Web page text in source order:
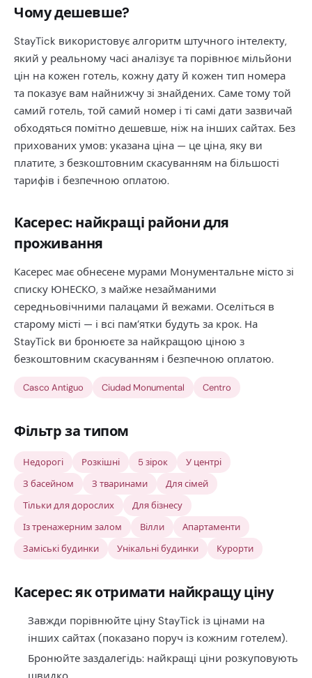
Чому дешевше?
StayTick використовує алгоритм штучного інтелекту,
який у реальному часі аналізує та порівнює мільйони
цін на кожен готель, кожну дату й кожен тип номера
та показує вам найнижчу зі знайдених. Саме тому той
самий готель, той самий номер і ті самі дати зазвичай
обходяться помітно дешевше, ніж на інших сайтах. Без
прихованих умов: указана ціна — це ціна, яку ви
платите, з безкоштовним скасуванням на більшості
тарифів і безпечною оплатою.
Касерес: найкращі райони для
проживання
Касерес має обнесене мурами Монументальне місто зі
списку ЮНЕСКО, з майже незайманими
середньовічними палацами й вежами. Оселіться в
старому місті — і всі пам’ятки будуть за крок. На
StayTick ви бронюєте за найкращою ціною з
безкоштовним скасуванням і безпечною оплатою.
Casco Antiguo Ciudad Monumental Centro
Фільтр за типом
Недорогі Розкішні 5 зірок
У центрі
З басейном
З тваринами
Для сімей
Тільки для дорослих
Для бізнесу
Із тренажерним залом
Вілли
Апартаменти
Заміські будинки
Унікальні будинки Курорти
Касерес: як отримати найкращу ціну
Завжди порівнюйте ціну StayTick із цінами на
інших сайтах (показано поруч із кожним готелем).
Бронюйте заздалегідь: найкращі ціни розкуповують